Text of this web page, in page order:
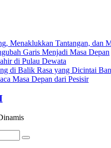
Menaklukkan Tantangan, dan
Garis Menjadi Masa Depan
di Pulau Dewata
di Balik Rasa yang Dicintai
Masa Depan dari Pesisir